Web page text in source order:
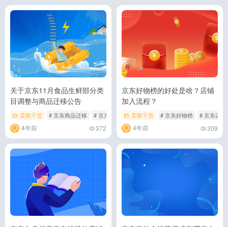
关于京东11月食品生鲜部分类
目调整与商品迁移公告
卖家干货 # 京东商品迁移 # 京东开店 # 京东类目迁移
4年前 372
京东好物榜的好处是啥？店铺
加入流程？
卖家干货 # 京东好物榜 # 京东运营
4年前 309